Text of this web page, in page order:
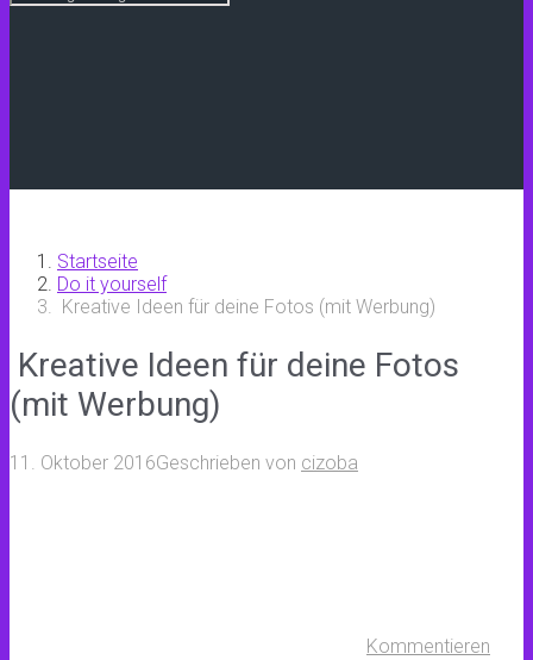
Startseite
Do it yourself
Kreative Ideen für deine Fotos (mit Werbung)
Kreative Ideen für deine Fotos
(mit Werbung)
11. Oktober 2016Geschrieben von cizoba
Kommentieren